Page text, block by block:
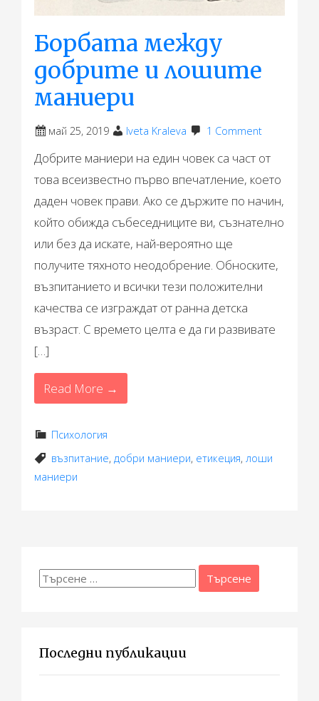
Борбата между
добрите и лошите
маниери
май 25, 2019 Iveta Kraleva 1 Comment
Добрите маниери на един човек са част от
това всеизвестно първо впечатление, което
даден човек прави. Ако се държите по начин,
който обижда събеседниците ви, съзнателно
или без да искате, най-вероятно ще
получите тяхното неодобрение. Обноските,
възпитанието и всички тези положителни
качества се изграждат от ранна детска
възраст. С времето целта е да ги развивате
[…]
Read More →
Психология
възпитание,добри маниери, етикеция,лоши
маниери
Търсене
Последни публикации